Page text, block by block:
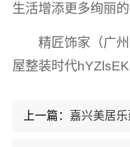
生活增添更多绚丽的
精匠饰家（广
屋整装时代
上一篇： 嘉兴美居乐建材科